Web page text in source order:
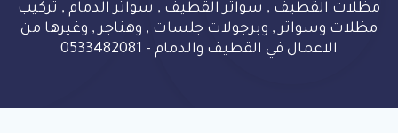
مظلات القطيف , سواتر القطيف , سواتر الدمام , تركيب
مظلات وسواتر , وبرجولات جلسات , وهناجر , وغيرها من
الاعمال في القطيف والدمام - 0533482081